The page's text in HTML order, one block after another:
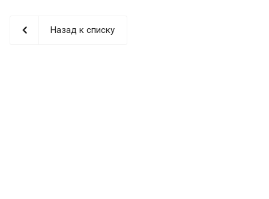
Назад к списку